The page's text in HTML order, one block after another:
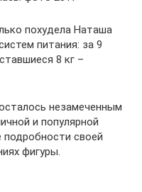
похудела Наташа
питания: за 9
8 кг –
незамеченным
и популярной
своей
фигуры.